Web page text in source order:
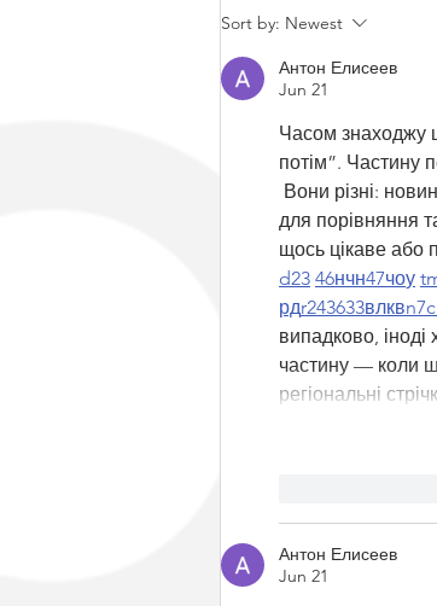
Now You Can Blog
Everywhere!
Sort by: Newest
Антон Елисеев
Jun 21
Часом знаходжу
потім”. Частину
Вони різні:
для порівняння
щось цікаве або
d23 46нчн47чоу
рдr243633влквn7
випадково, іноді
частину — коли
регіональні
Антон Елисеев
Jun 21